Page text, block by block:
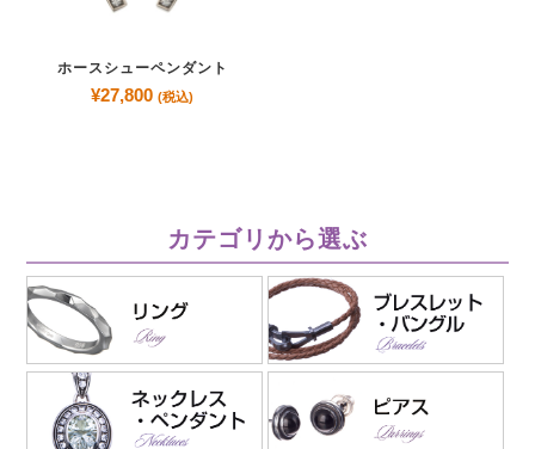
ホースシューペンダント
¥27,800 (税込)
カテゴリから選ぶ